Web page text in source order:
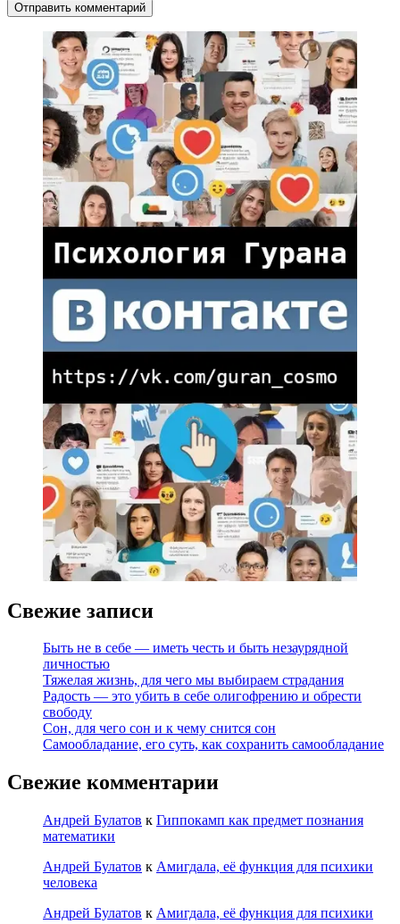
Свежие записи
Быть не в себе — иметь честь и быть незаурядной
личностью
Тяжелая жизнь, для чего мы выбираем страдания
Радость — это убить в себе олигофрению и обрести
свободу
Сон, для чего сон и к чему снится сон
Самообладание, его суть, как сохранить самообладание
Свежие комментарии
Андрей Булатов к Гиппокамп как предмет познания
математики
Андрей Булатов к Амигдала, её функция для психики
человека
Андрей Булатов к Амигдала, её функция для психики